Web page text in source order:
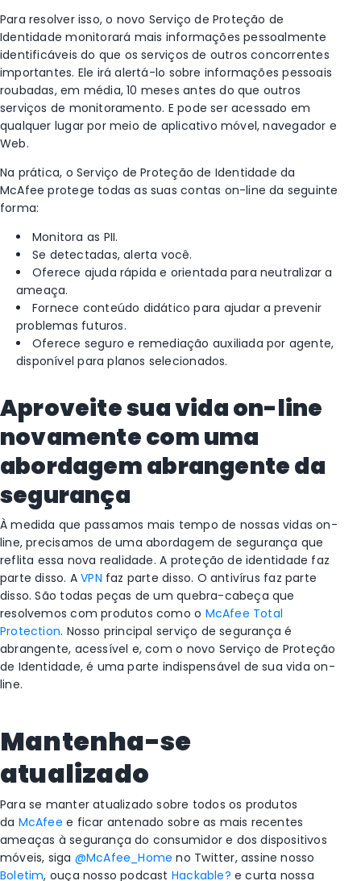
Para resolver isso, o novo Serviço de Proteção de
Identidade monitorará mais informações pessoalmente
identificáveis do que os serviços de outros concorrentes
importantes. Ele irá alertá-lo sobre informações pessoais
roubadas, em média, 10 meses antes do que outros
serviços de monitoramento. E pode ser acessado em
qualquer lugar por meio de aplicativo móvel, navegador e
Web.
Na prática, o Serviço de Proteção de Identidade da
McAfee protege todas as suas contas on-line da seguinte
forma:
Monitora as PII.
Se detectadas, alerta você.
Oferece ajuda rápida e orientada para neutralizar a
ameaça.
Fornece conteúdo didático para ajudar a prevenir
problemas futuros.
Oferece seguro e remediação auxiliada por agente,
disponível para planos selecionados.
Aproveite sua vida on-line
novamente com uma
abordagem abrangente da
segurança
À medida que passamos mais tempo de nossas vidas on-
line, precisamos de uma abordagem de segurança que
reflita essa nova realidade. A proteção de identidade faz
parte disso. AVPN faz parte disso. O antivírus faz parte
disso. São todas peças de um quebra-cabeça que
resolvemos com produtos como o McAfee Total
Protection. Nosso principal serviço de segurança é
abrangente, acessível e, com o novo Serviço de Proteção
de Identidade, é uma parte indispensável de sua vida on-
line.
Mantenha-se
atualizado
Para se manter atualizado sobre todos os produtos
da McAfee e ficar antenado sobre as mais recentes
ameaças à segurança do consumidor e dos dispositivos
móveis, siga @McAfee_Home no Twitter, assine nosso
Boletim, ouça nosso podcast Hackable? e curta nossa